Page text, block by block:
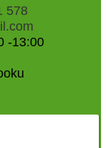
578
-13:00